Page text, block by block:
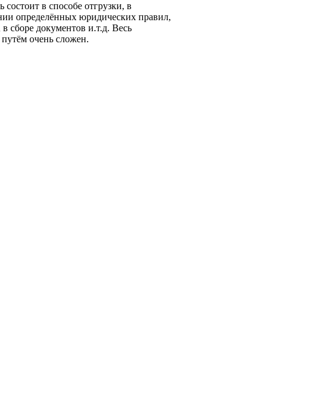
в способе отгрузки, в
определённых юридических правил,
сборе документов и.т.д. Весь
очень сложен.